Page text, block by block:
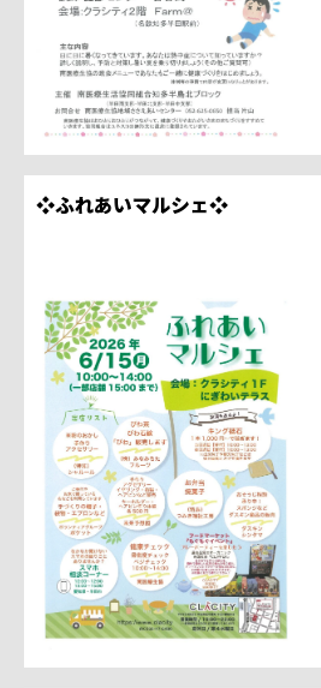
❖ふれあいマルシェ❖